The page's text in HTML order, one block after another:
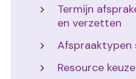
Termijn
en verzetten
Afspraaktypen
Resource